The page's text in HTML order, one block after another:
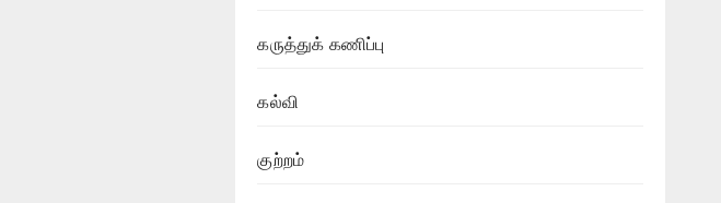
கருத்துக் கணிப்பு
கல்வி
குற்றம்